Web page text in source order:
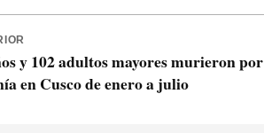
y 102 adultos mayores murieron por
en Cusco de enero a julio